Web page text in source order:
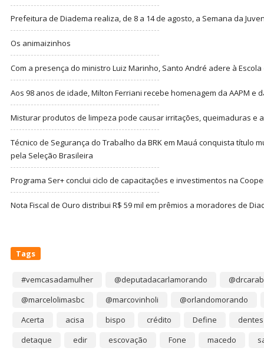
Prefeitura de Diadema realiza, de 8 a 14 de agosto, a Semana da
Os animaizinhos
Com a presença do ministro Luiz Marinho, Santo André adere à
Aos 98 anos de idade, Milton Ferriani recebe homenagem da AAPM e
Misturar produtos de limpeza pode causar irritações, queimaduras e
Técnico de Segurança do Trabalho da BRK em Mauá conquista título
pela Seleção Brasileira
Programa Ser+ conclui ciclo de capacitações e investimentos na
Nota Fiscal de Ouro distribui R$ 59 mil em prêmios a moradores de
Tags
#vemcasadamulher @deputadacarlamorando
@marcelolimasbc
@marcovinholi
@orlandomorando
Acerta
acisa bispo crédito Define
dentes
detaque
edir escovação Fone macedo